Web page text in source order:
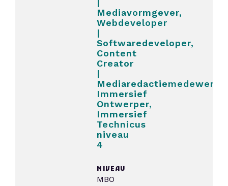
Mediavormgever,
Webdeveloper
|
Softwaredeveloper,
Content
Creator
|
Immersief
Ontwerper,
Immersief
Technicus
niveau
4
NIVEAU
MBO